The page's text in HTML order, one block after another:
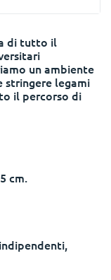
di tutto il
un ambiente
stringere legami
il percorso di
cm.